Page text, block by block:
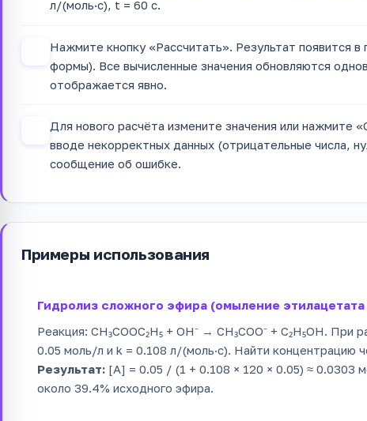
л/(моль·с), t = 60 с.
Нажмите кнопку «Рассчитать». Результат появится
формы). Все вычисленные значения обновляются
отображается явно.
Для нового расчёта измените значения или нажмите
вводе некорректных данных (отрицательные числа,
сообщение об ошибке.
Примеры использования
Гидролиз сложного эфира (омыление
Реакция: CH₃COOC₂H₅ + OH⁻ → CH₃COO⁻ + C₂H₅OH.
0.05 моль/л и k = 0.108 л/(моль·с). Найти концентрацию
Результат: [A] = 0.05 / (1 + 0.108 × 120 × 0.05) ≈ 0.0303
около 39.4% исходного эфира.